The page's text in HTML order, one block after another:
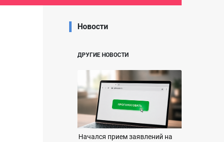
Новости
ДРУГИЕ НОВОСТИ
Начался прием заявлений на